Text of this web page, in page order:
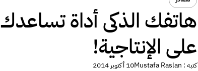
هاتفك الذكى أداة تساعدك
على الإنتاجية!
كتبه : Mustafa Raslan10 أكتوبر 2014